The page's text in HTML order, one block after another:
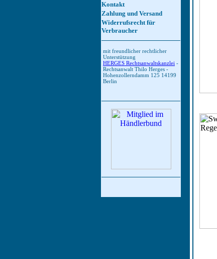
Kontakt
Zahlung und Versand
Widerrufsrecht für
Verbraucher
mit freundlicher rechtlicher
Unterstützung
HERGES Rechtsanwaltskanzlei -
Rechtsanwalt Thilo Herges -
Hohenzollerndamm 125 14199
Berlin